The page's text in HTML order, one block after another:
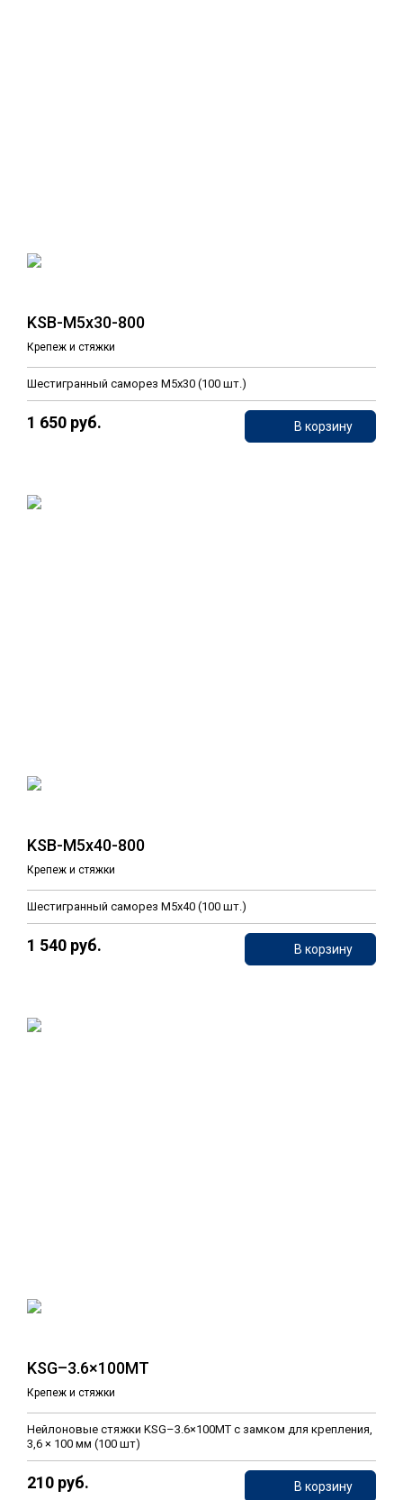
KSB-M5x30-800
Крепеж и стяжки
Шестигранный саморез М5х30 (100 шт.)
1 650 руб. В корзину
KSB-M5x40-800
Крепеж и стяжки
Шестигранный саморез М5х40 (100 шт.)
1 540 руб. В корзину
KSG–3.6×100MT
Крепеж и стяжки
Нейлоновые стяжки KSG–3.6×100MT с замком для крепления,
3,6 × 100 мм (100 шт)
210 руб. В корзину